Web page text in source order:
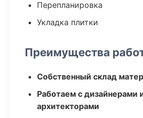
Перепланировка
Укладка плитки
Преимущества
Собственный склад
Работаем с дизайнерами
архитекторами